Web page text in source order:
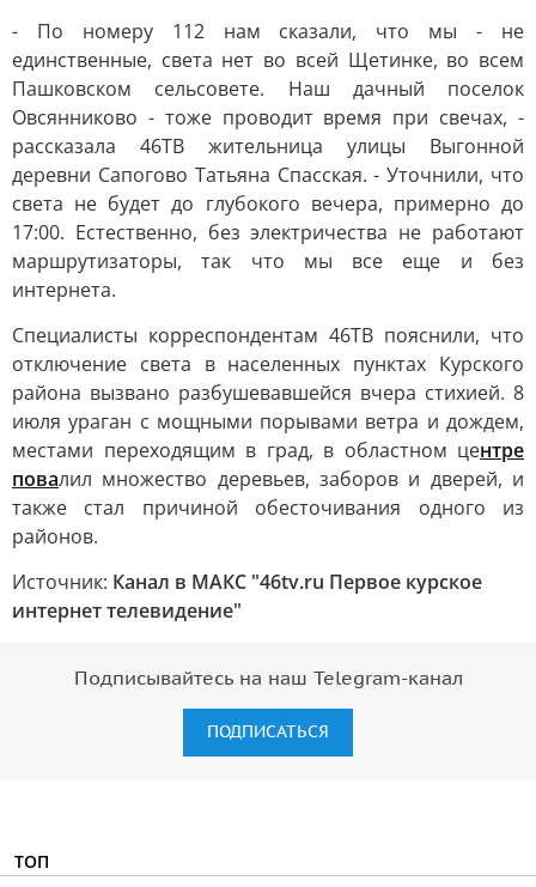
- По номеру 112 нам сказали, что мы - не
единственные, света нет во всей Щетинке, во всем
Пашковском сельсовете. Наш дачный поселок
Овсянниково - тоже проводит время при свечах, -
рассказала 46ТВ жительница улицы Выгонной
деревни Сапогово Татьяна Спасская. - Уточнили, что
света не будет до глубокого вечера, примерно до
17:00. Естественно, без электричества не работают
маршрутизаторы, так что мы все еще и без
интернета.
Специалисты корреспондентам 46ТВ пояснили, что
отключение света в населенных пунктах Курского
района вызвано разбушевавшейся вчера стихией. 8
июля ураган с мощными порывами ветра и дождем,
местами переходящим в град, в областном центре
повалил множество деревьев, заборов и дверей, и
также стал причиной обесточивания одного из
районов.
Источник: Канал в МАКС "46tv.ru Первое курское
интернет телевидение"
Подписывайтесь на наш Telegram-канал
ПОДПИСАТЬСЯ
ТОП